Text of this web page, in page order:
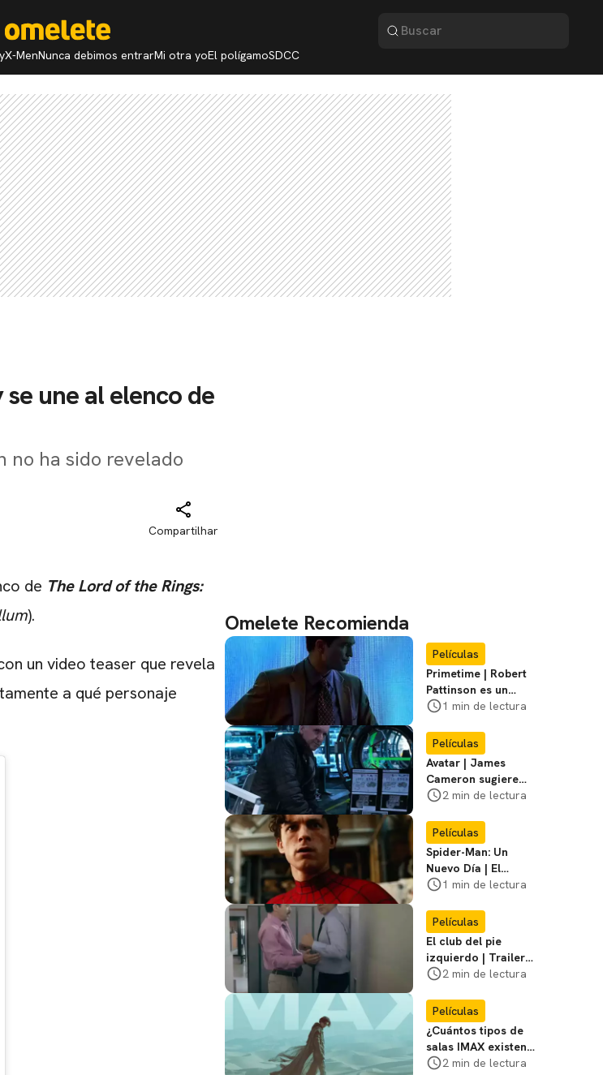
X-MenNunca debimos entrarMi otra yoEl polígamoSDCC
une al elenco de
no ha sido revelado
Compartilhar
de The Lord of the Rings:
).
un video teaser que revela
a qué personaje
Omelete Recomienda
Películas
Primetime | Robert
Pattinson es un
cazador de
primer póster del
film
1 min de lectura
Películas
Avatar | James
Cameron sugiere
que está listo para
2 min de lectura
Películas
Spider-Man: Un
Nuevo Día | El
director dice que el
Chan no participó
1 min de lectura
Películas
El club del pie
izquierdo | Trailer
del remake de
Adrián Uribe y
María León
2 min de lectura
Películas
¿Cuántos tipos de
salas IMAX existen?
Te contamos las
2 min de lectura